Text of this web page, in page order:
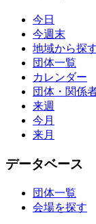
今日
今週末
地域から探
団体一覧
カレンダー
団体・関係
来週
今月
来月
データベース
団体一覧
会場を探す